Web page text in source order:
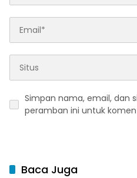
Simpan nama, email, dan
peramban ini untuk
Baca Juga